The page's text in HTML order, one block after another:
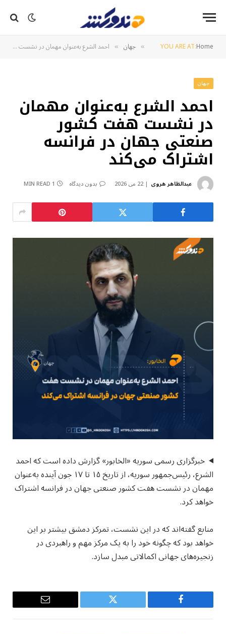
YOU ARE AT:Home
» جهان » احمد الشرع به‌عنوان مهمان در نشست هفت کشور صنعتی جهان در فرانسه اشتراک می‌کند
جهان
احمد الشرع به‌عنوان مهمان
در نشست هفت کشور
صنعتی جهان در فرانسه
اشتراک می‌کند
عبدالظاهر هروی 22 می 2026 بدون دیدگاه 1 MIN READ
خبرگزاری رسمی سوریه «الخابور» گزارش داده است که احمد
الشرع، رئیس‌جمهور سوریه، از تاریخ ۱۵ تا ۱۷ جون آینده به‌عنوان
مهمان در نشست هفت کشور صنعتی جهان در فرانسه اشتراک
خواهد کرد.
منابع گفته‌اند که در این نشست، تمرکز دمشق بیشتر بر این
خواهد بود که چگونه خود را به یک مرکز مهم و راهبردی در
زنجیره‌های جهانی اکمالاتی مبدل سازد.
Facebook
Twitter
Email